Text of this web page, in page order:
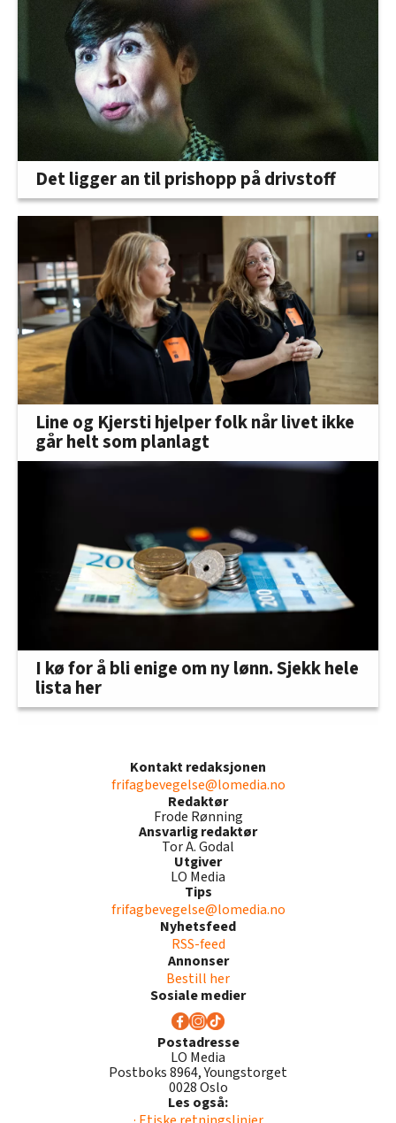
Det ligger an til prishopp på drivstoff
Line og Kjersti hjelper folk når livet ikke
går helt som planlagt
I kø for å bli enige om ny lønn. Sjekk hele
lista her
Kontakt redaksjonen
frifagbevegelse@lomedia.no
Redaktør
Frode Rønning
Ansvarlig redaktør
Tor A. Godal
Utgiver
LO Media
Tips
frifagbevegelse@lomedia.no
Nyhetsfeed
RSS-feed
Annonser
Bestill her
Sosiale medier
Postadresse
LO Media
Postboks 8964, Youngstorget
0028 Oslo
Les også: